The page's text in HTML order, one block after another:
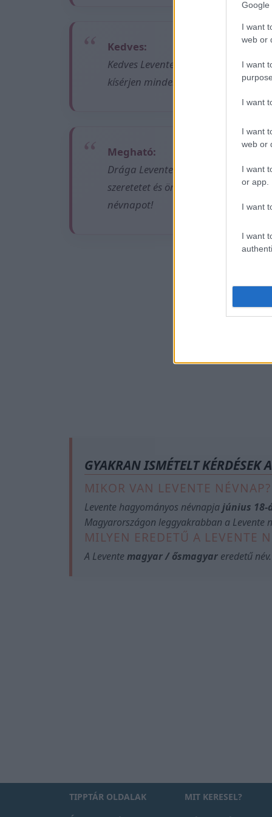
Google
I want
web or
I want
I want
I want
web or
I want
or app.
I want
I want
Kedves:
Kedves Levente! Névnapod
kísérjen minden napodon. Legyen
Megható:
Drága Levente! Köszönöm, hogy
szeretetet és örömet kapj vissza az
névnapot!
GYAKRAN ISMÉTELT KÉRDÉSEK
MIKOR VAN LEVENTE NÉVNAP?
Levente hagyományos névnapjajúnius 18-
Magyarországon leggyakrabban a Levente
MILYEN EREDETŰ A LEVENTE
A Levente magyar / ősmagyar eredetű név.
TIPPTÁR OLDALAK MIT KERESEL?